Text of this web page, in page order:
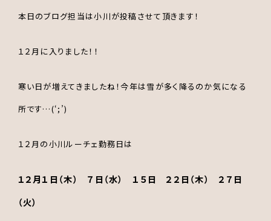
本日のブログ担当は小川が投稿させて頂きます！
１２月に入りました！！
寒い日が増えてきましたね！今年は雪が多く降るのか気になる
所です…(‘;’)
１２月の小川ルーチェ勤務日は
１２月１日（木） ７日（水） １５日 ２２日（木） ２７日
（火）